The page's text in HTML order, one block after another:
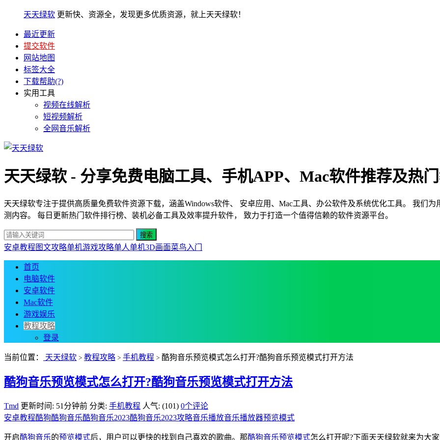
天天绿软 更新快、资源全，发现更多优质资源，就上天天绿软！
最近更新
提交软件
网站地图
标签大全
下载帮助(?)
实用工具
视频在线解析
短视频解析
全网音乐解析
天天绿软 - 分享免费电脑工具、手机APP、Mac软件推荐及热
天天绿软专注于提供高质量免费软件资源下载，涵盖Windows软件、 安卓应用、Mac工具、办公软件及系统优化工具。 我们
测内容。 每日更新热门软件排行榜、装机必备工具及效率提升软件， 致力于打造一个值得信赖的软件资源平台。
安卓教程 图文攻略单机游戏攻略单人单机3D画面菜鸟入门
首页
电脑软件
安卓软件
Mac软件
游戏娱乐
教程攻略
登录
当前位置： 天天绿软 > 教程攻略 > 手机教程 > 酷狗音乐预览模式怎么打开?酷狗音乐预览模式打开方法
酷狗音乐预览模式怎么打开?酷狗音乐预览模式打开方法
Tmd 更新时间: 51分钟前 分类: 手机教程 人气: (101) 0个评论
安卓教程酷狗酷狗音乐酷狗音乐2023酷狗音乐2023攻略音乐播放音乐播放器预览模式
开启酷狗音乐的预览模式后，用户可以更快的找到自己喜欢的歌曲。那酷狗音乐预览模式怎么打开呢?下面天天绿软就来为大